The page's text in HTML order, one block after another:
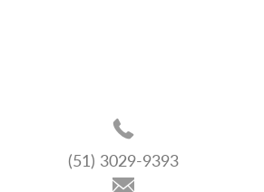
(51) 3029-9393